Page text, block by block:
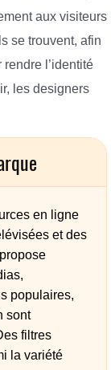
aux visiteurs
se trouvent, afin
l’identité
les designers
en ligne
et des
populaires,
sont
filtres
la variété